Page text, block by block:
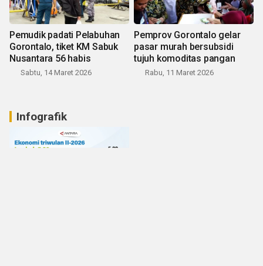
Pemudik padati Pelabuhan
Gorontalo, tiket KM Sabuk
Nusantara 56 habis
Sabtu, 14 Maret 2026
Pemprov Gorontalo gelar
pasar murah bersubsidi
tujuh komoditas pangan
Rabu, 11 Maret 2026
Infografik